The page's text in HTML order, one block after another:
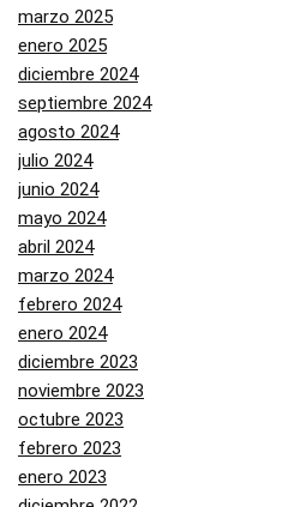
marzo 2025
enero 2025
diciembre 2024
septiembre 2024
agosto 2024
julio 2024
junio 2024
mayo 2024
abril 2024
marzo 2024
febrero 2024
enero 2024
diciembre 2023
noviembre 2023
octubre 2023
febrero 2023
enero 2023